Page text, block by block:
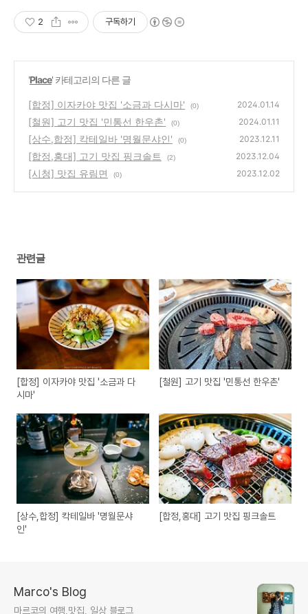
2 구독하기
'Place' 카테고리의 다른 글
[합정] 이자카야 맛집 '소금과 다시마' (0) 2024.01.14
[철원] 고기 맛집 '민통선 한우촌' (0) 2024.01.11
[상수,합정] 칵테일바 '명월문샤인' (0) 2023.12.11
[합정,홍대] 고기 맛집 핑크솔트 (2) 2023.12.04
[시청] 맛집 유림면 (0) 2023.12.02
관련글
[합정] 이자카야 맛집 '소금과 다
시마'
[철원] 고기 맛집 '민통선 한우촌'
[상수,합정] 칵테일바 '명월문샤
인'
[합정,홍대] 고기 맛집 핑크솔트
Marco's Blog
마르코의 여행,맛집, 일상 블로그